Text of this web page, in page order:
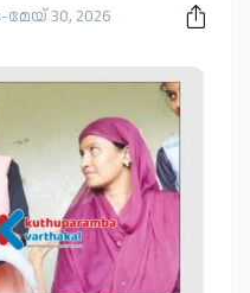
-മേയ് 30, 2026